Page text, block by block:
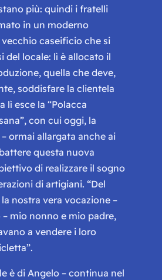
più: quindi i fratelli
in un moderno
caseificio che si
del locale: lì è allocato il
quella che deve,
soddisfare la clientela
lì esce la “Polacca
con cui oggi, la
ormai allargata anche ai
questa nuova
di realizzare il sogno
di artigiani. “Del
nostra vera vocazione –
– mio nonno e mio padre,
a vendere i loro
.
è di Angelo– continua nel